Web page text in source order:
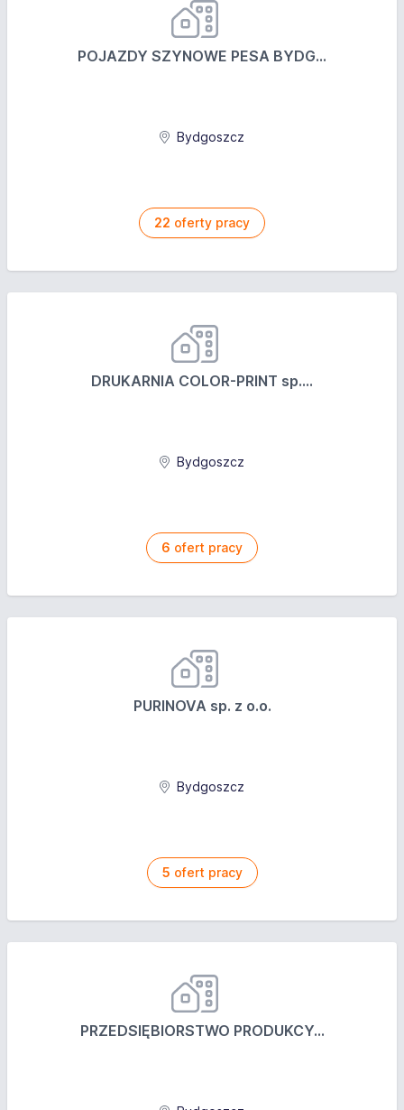
POJAZDY SZYNOWE PESA BYDG...
Bydgoszcz
22 oferty pracy
DRUKARNIA COLOR-PRINT sp....
Bydgoszcz
6 ofert pracy
PURINOVA sp. z o.o.
Bydgoszcz
5 ofert pracy
PRZEDSIĘBIORSTWO PRODUKCY...